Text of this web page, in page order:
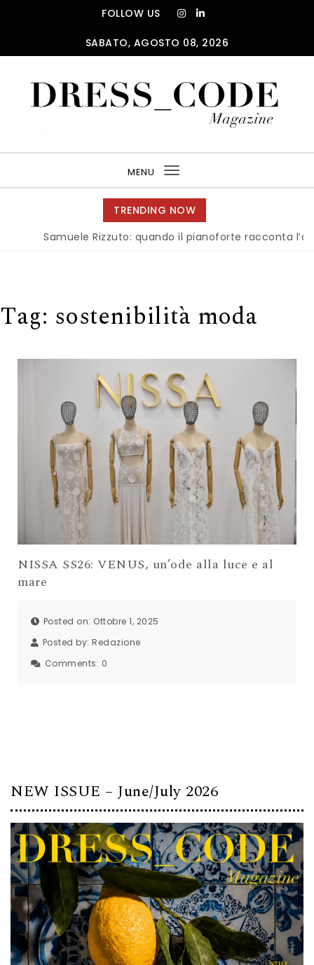
FOLLOW US
SABATO, AGOSTO 08, 2026
MENU
Toggle
navigation
TRENDING NOW
Samuele Rizzuto: quando il pianoforte racconta
Tag: sostenibilità moda
NISSA SS26: VENUS, un’ode alla luce e al
mare
Posted on: Ottobre 1, 2025
Posted by: Redazione
Comments: 0
NEW ISSUE – June/July 2026